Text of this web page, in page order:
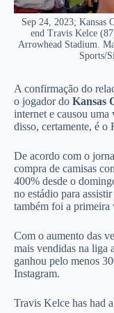
Sep 24, 2023;
end Travis Kelce
Arrowhead Stadium.
Sports/
A confirmação do
o jogador do Kansas
internet e causou uma
disso, certamente, é o
De acordo com o
compra de camisas
400% desde o
no estádio para
também foi a primeira
Com o aumento das
mais vendidas na liga
ganhou pelo menos
Instagram.
Travis Kelce has had